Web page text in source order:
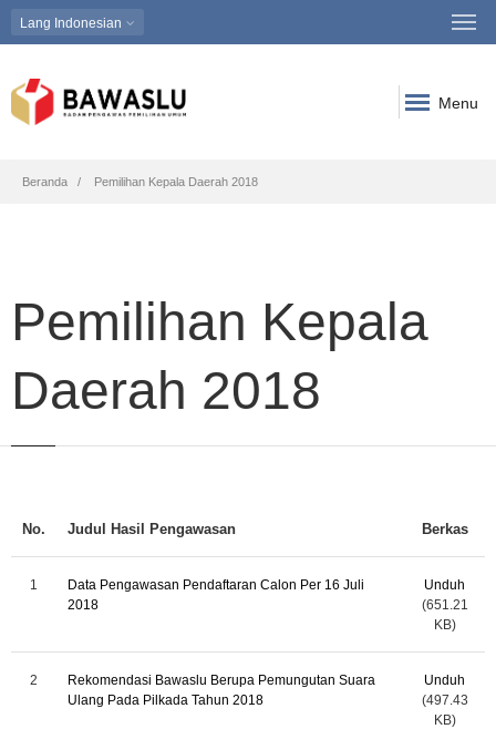
Lang Indonesian
Menu
Breadcrumb
Beranda Pemilihan Kepala Daerah 2018
Pemilihan Kepala
Daerah 2018
No. Judul Hasil Pengawasan Berkas
1
Data Pengawasan Pendaftaran Calon Per 16 Juli
2018
Unduh
(651.21
KB)
2
Rekomendasi Bawaslu Berupa Pemungutan Suara
Ulang Pada Pilkada Tahun 2018
Unduh
(497.43
KB)